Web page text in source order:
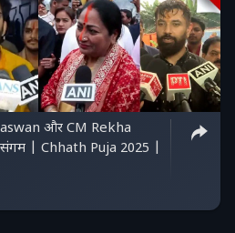
और CM Rekha
| Chhath Puja 2025 |